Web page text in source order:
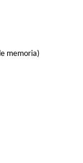
memoria)